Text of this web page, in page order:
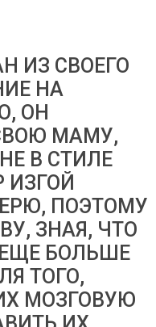
ИЗ СВОЕГО
НА
ОН
МАМУ,
В СТИЛЕ
ИЗГОЙ
ПОЭТОМУ
ЗНАЯ, ЧТО
БОЛЬШЕ
ТОГО,
МОЗГОВУЮ